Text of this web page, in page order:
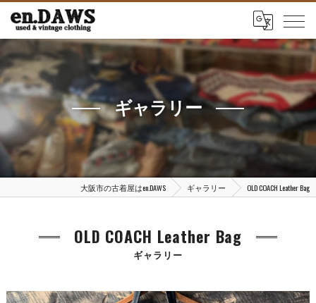
ギャラリー
大阪市の古着屋はen.DAWS ギャラリー OLD COACH Leather Bag
ギャラリー
OLD COACH Leather Bag